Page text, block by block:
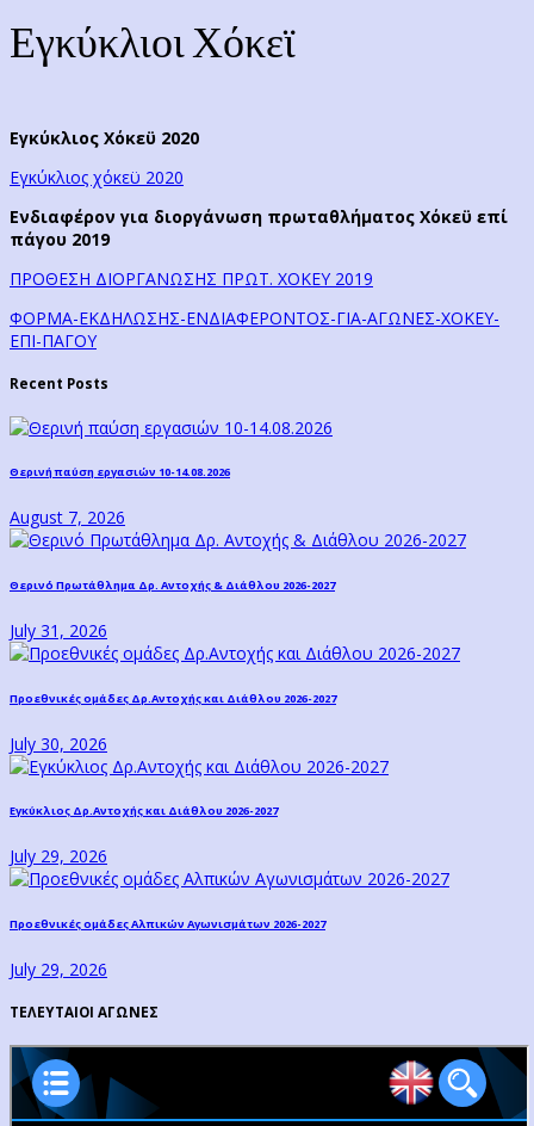
Εγκύκλιοι Χόκεϊ
Εγκύκλιος Χόκεϋ 2020
Εγκύκλιος χόκεϋ 2020
Ενδιαφέρον για διοργάνωση πρωταθλήματος Χόκεϋ επί
πάγου 2019
ΠΡΟΘΕΣΗ ΔΙΟΡΓΑΝΩΣΗΣ ΠΡΩΤ. ΧΟΚΕΥ 2019
ΦΟΡΜΑ-ΕΚΔΗΛΩΣΗΣ-ΕΝΔΙΑΦΕΡΟΝΤΟΣ-ΓΙΑ-ΑΓΩΝΕΣ-ΧΟΚΕΥ-
ΕΠΙ-ΠΑΓΟΥ
Recent Posts
Θερινή παύση εργασιών 10-14.08.2026
August 7, 2026
Θερινό Πρωτάθλημα Δρ. Αντοχής & Διάθλου 2026-2027
July 31, 2026
Προεθνικές ομάδες Δρ.Αντοχής και Διάθλου 2026-2027
July 30, 2026
Εγκύκλιος Δρ.Αντοχής και Διάθλου 2026-2027
July 29, 2026
Προεθνικές ομάδες Αλπικών Αγωνισμάτων 2026-2027
July 29, 2026
ΤΕΛΕΥΤΑΙΟΙ ΑΓΩΝΕΣ